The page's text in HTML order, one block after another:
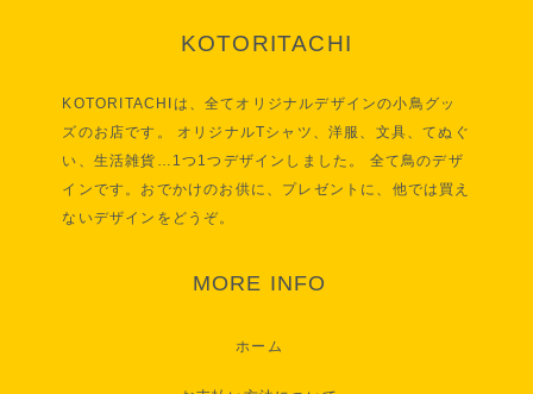
KOTORITACHI
KOTORITACHIは、全てオリジナルデザインの小鳥グッ
ズのお店です。 オリジナルTシャツ、洋服、文具、てぬぐ
い、生活雑貨…1つ1つデザインしました。 全て鳥のデザ
インです。おでかけのお供に、プレゼントに、他では買え
ないデザインをどうぞ。
MORE INFO
ホーム